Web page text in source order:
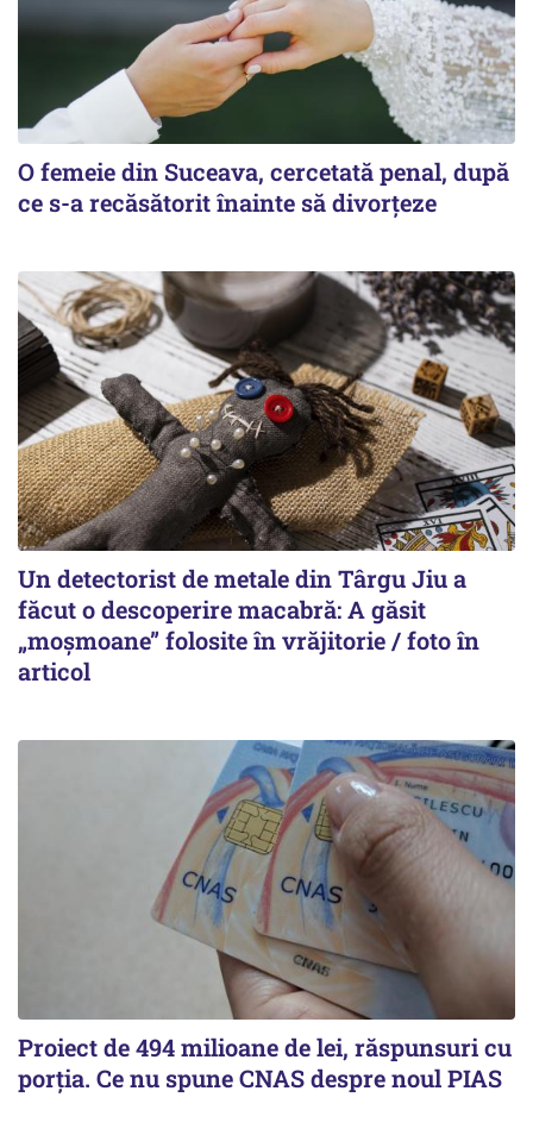
O femeie din Suceava, cercetată penal, după
ce s-a recăsătorit înainte să divorțeze
Un detectorist de metale din Târgu Jiu a
făcut o descoperire macabră: A găsit
„moșmoane” folosite în vrăjitorie / foto în
articol
Proiect de 494 milioane de lei, răspunsuri cu
porția. Ce nu spune CNAS despre noul PIAS